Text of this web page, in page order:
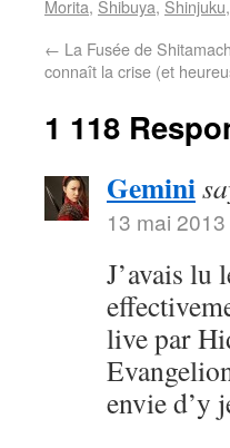
Morita, Shibuya, Shinjuku,
← La Fusée de
connaît la crise (et
1 118
Gemini
13 mai
J’avais lu
live par
envie d’y